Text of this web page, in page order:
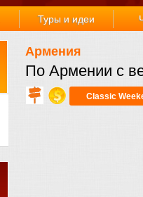
Туры и идеи
Армения
По Армении с
Classic